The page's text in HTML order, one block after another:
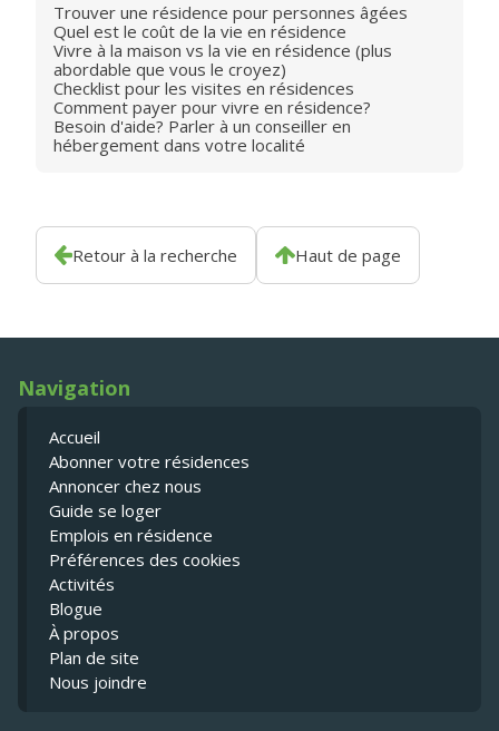
Trouver une résidence pour personnes âgées
Quel est le coût de la vie en résidence
Vivre à la maison vs la vie en résidence (plus
abordable que vous le croyez)
Checklist pour les visites en résidences
Comment payer pour vivre en résidence?
Besoin d'aide? Parler à un conseiller en
hébergement dans votre localité
Retour à la recherche Haut de page
Navigation
Accueil
Abonner votre résidences
Annoncer chez nous
Guide se loger
Emplois en résidence
Préférences des cookies
Activités
Blogue
À propos
Plan de site
Nous joindre